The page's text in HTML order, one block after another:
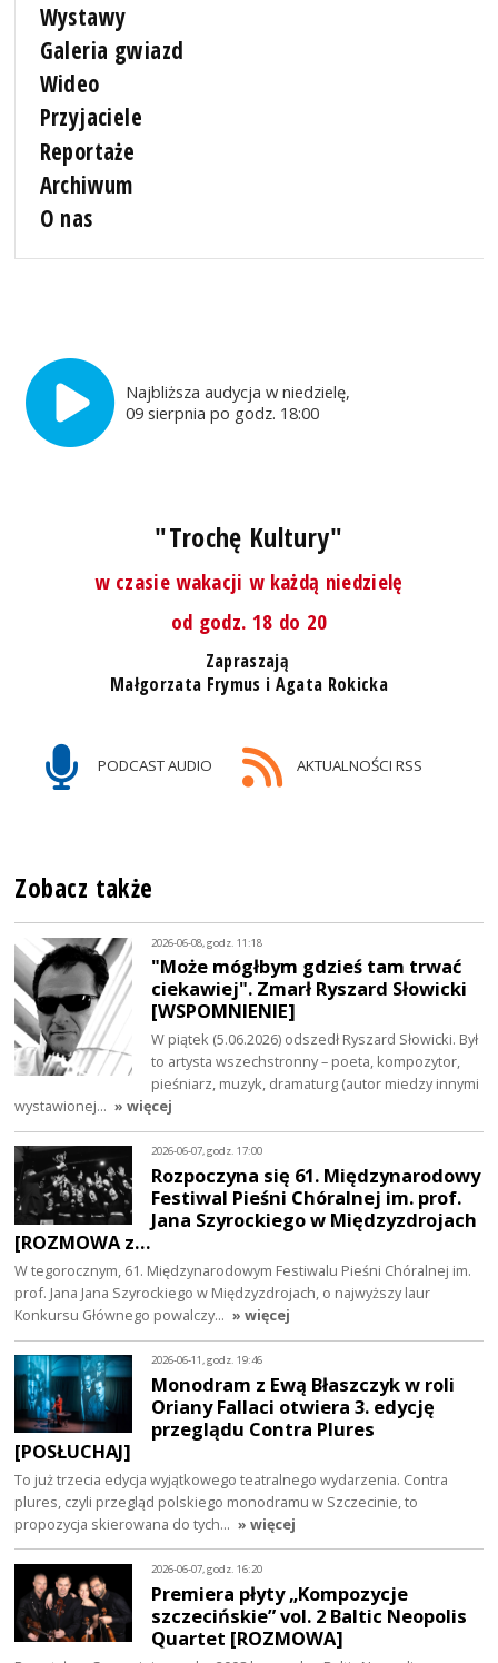
Wystawy
Galeria gwiazd
Wideo
Przyjaciele
Reportaże
Archiwum
O nas
Najbliższa audycja w niedzielę,
09 sierpnia po godz. 18:00
"Trochę Kultury"
w czasie wakacji w każdą niedzielę
od godz. 18 do 20
Zapraszają
Małgorzata Frymus i Agata Rokicka
PODCAST AUDIO AKTUALNOŚCI RSS
Zobacz także
2026-06-08, godz. 11:18
"Może mógłbym gdzieś tam trwać
ciekawiej". Zmarł Ryszard Słowicki
[WSPOMNIENIE]
W piątek (5.06.2026) odszedł Ryszard Słowicki. Był
to artysta wszechstronny – poeta, kompozytor,
pieśniarz, muzyk, dramaturg (autor miedzy innymi
wystawionej… » więcej
2026-06-07, godz. 17:00
Rozpoczyna się 61. Międzynarodowy
Festiwal Pieśni Chóralnej im. prof.
Jana Szyrockiego w Międzyzdrojach
[ROZMOWA z…
W tegorocznym, 61. Międzynarodowym Festiwalu Pieśni Chóralnej im.
prof. Jana Jana Szyrockiego w Międzyzdrojach, o najwyższy laur
Konkursu Głównego powalczy… » więcej
2026-06-11, godz. 19:46
Monodram z Ewą Błaszczyk w roli
Oriany Fallaci otwiera 3. edycję
przeglądu Contra Plures
[POSŁUCHAJ]
To już trzecia edycja wyjątkowego teatralnego wydarzenia. Contra
plures, czyli przegląd polskiego monodramu w Szczecinie, to
propozycja skierowana do tych… » więcej
2026-06-07, godz. 16:20
Premiera płyty „Kompozycje
szczecińskie” vol. 2 Baltic Neopolis
Quartet [ROZMOWA]